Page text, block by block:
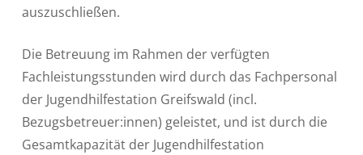
auszuschließen.
Die Betreuung im Rahmen der verfügten
Fachleistungsstunden wird durch das Fachpersonal
der Jugendhilfestation Greifswald (incl.
Bezugsbetreuer:innen) geleistet, und ist durch die
Gesamtkapazität der Jugendhilfestation